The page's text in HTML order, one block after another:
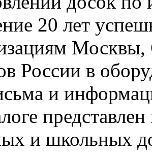
20 лет
Москвы,
России в
и
и школьных